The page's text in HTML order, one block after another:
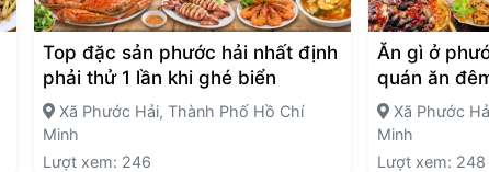
Top đặc sản phước hải nhất định
phải thử 1 lần khi ghé biển
Xã Phước Hải, Thành Phố Hồ Chí
Minh
Lượt xem: 246
Ăn gì ở
quán ăn
Xã Phước
Minh
Lượt xem: 248